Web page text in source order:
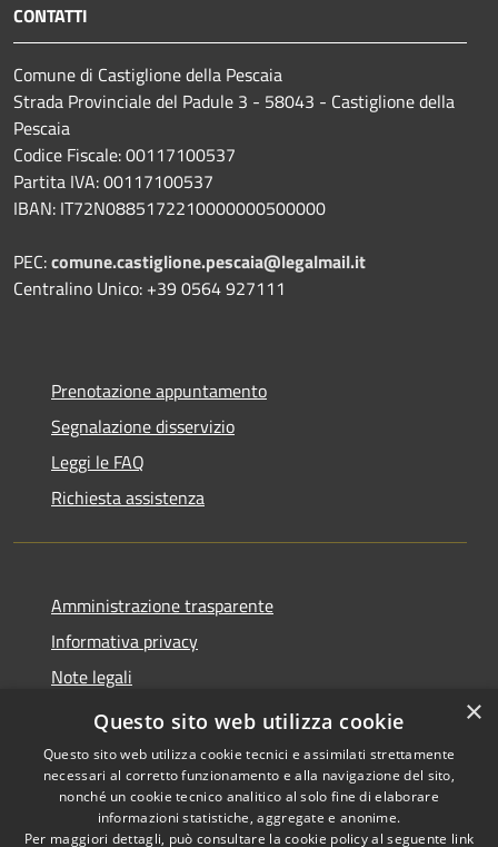
CONTATTI
Comune di Castiglione della Pescaia
Strada Provinciale del Padule 3 - 58043 - Castiglione della
Pescaia
Codice Fiscale: 00117100537
Partita IVA: 00117100537
IBAN: IT72N0885172210000000500000
PEC:comune.castiglione.pescaia@legalmail.it
Centralino Unico: +39 0564 927111
Prenotazione appuntamento
Segnalazione disservizio
Leggi le FAQ
Richiesta assistenza
Amministrazione trasparente
Informativa privacy
Note legali
Dichiarazione di accessibilità
Copyright © 2026 • Comune di
×
Questo sito web utilizza cookie
Questo sito web utilizza cookie tecnici e assimilati strettamente
necessari al corretto funzionamento e alla navigazione del sito,
nonché un cookie tecnico analitico al solo fine di elaborare
informazioni statistiche, aggregate e anonime.
Per maggiori dettagli, può consultare la cookie policy al seguente link